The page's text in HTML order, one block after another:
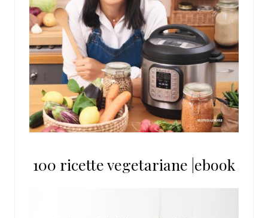
100 ricette vegetariane |ebook